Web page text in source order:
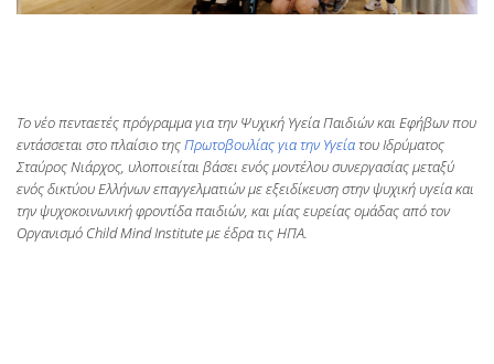
Το νέο πενταετές πρόγραμμα για την Ψυχική Υγεία Παιδιών και Εφήβων που
εντάσσεται στο πλαίσιο τηςΠρωτοβουλίας για την Υγείατου Ιδρύματος
Σταύρος Νιάρχος, υλοποιείται βάσει ενός μοντέλου συνεργασίας μεταξύ
ενός δικτύου Ελλήνων επαγγελματιών με εξειδίκευση στην ψυχική υγεία και
την ψυχοκοινωνική φροντίδα παιδιών, και μίας ευρείας ομάδας από τον
Οργανισμό Child Mind Institute με έδρα τις ΗΠΑ.